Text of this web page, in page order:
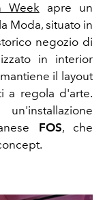
Week
apre un
Moda, situato in
negozio di
in interior
il layout
a regola d'arte.
un'installazione
FOS, che